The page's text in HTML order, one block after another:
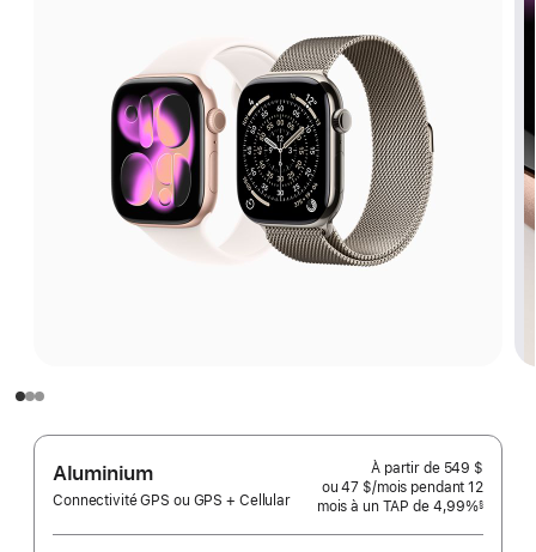
Aluminium
Connectivité GPS ou GPS + Cellular
À partir de 549 $
ou 47 $/mois par
mois
pendant 12
mois mois
à un TAP de 4,99%§